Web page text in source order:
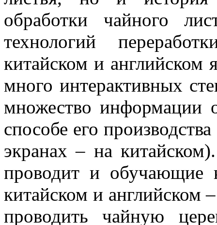
обработки чайного
технологий
китайском и английском
много интерактивных
множество информации
способе его
экранах – на
проводит и обучающие
китайском и английском
проводить чайную